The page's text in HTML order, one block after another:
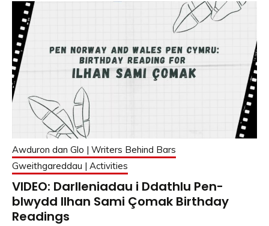
Awduron dan Glo | Writers Behind Bars
Gweithgareddau | Activities
VIDEO: Darlleniadau i Ddathlu Pen-
blwydd Ilhan Sami Çomak Birthday
Readings